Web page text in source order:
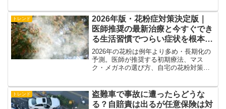
意味を、丁寧に紹介します。
トレンド
2026年版・花粉症対策決定版｜
医師推奨の最新治療と今すぐでき
る生活習慣でつらい症状を根本ケ
ア
2026年の花粉は例年より多め・長期化の
予測。医師が推奨する初期療法、マス
ク・メガネの選び方、自宅の花粉対策、
トレンド
盗難車で事故に遭ったらどうな
る？自賠責は出るが任意保険は対